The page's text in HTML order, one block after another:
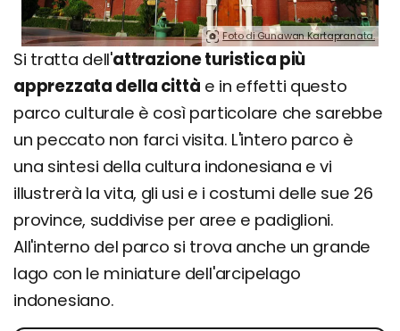
Foto di Gunawan Kartapranata.
Si tratta dell'attrazione turistica più
apprezzata della città e in effetti questo
parco culturale è così particolare che sarebbe
un peccato non farci visita. L'intero parco è
una sintesi della cultura indonesiana e vi
illustrerà la vita, gli usi e i costumi delle sue 26
province, suddivise per aree e padiglioni.
All'interno del parco si trova anche un grande
lago con le miniature dell'arcipelago
indonesiano.